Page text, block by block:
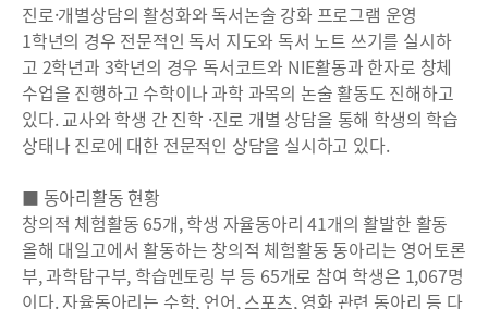
진로·개별상담의 활성화와 독서논술 강화 프로그램 운영
1학년의 경우 전문적인 독서 지도와 독서 노트 쓰기를 실시하
고 2학년과 3학년의 경우 독서코트와 NIE활동과 한자로 창체
수업을 진행하고 수학이나 과학 과목의 논술 활동도 진해하고
있다. 교사와 학생 간 진학 ·진로 개별 상담을 통해 학생의 학습
상태나 진로에 대한 전문적인 상담을 실시하고 있다.
■ 동아리활동 현황
창의적 체험활동 65개, 학생 자율동아리 41개의 활발한 활동
올해 대일고에서 활동하는 창의적 체험활동 동아리는 영어토론
부, 과학탐구부, 학습멘토링 부 등 65개로 참여 학생은 1,067명
이다. 자율동아리는 수학, 언어, 스포츠, 영화 관련 동아리 등 다